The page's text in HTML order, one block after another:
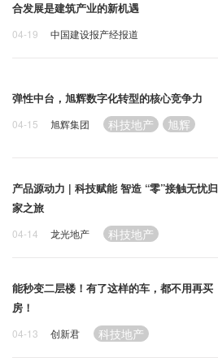
合发展是建筑产业的新机遇
04-19 中国建设报产经报道
弹性中台，旭辉数字化转型的核心竞争力
04-15 旭辉集团 科技地产 旭辉
产品源动力 | 科技赋能 智造 “零”接触无忧归
家之旅
04-14 龙光地产 科技地产
能秒变二层楼！有了这样的车，都不用再买
房！
04-13 创新君 科技地产